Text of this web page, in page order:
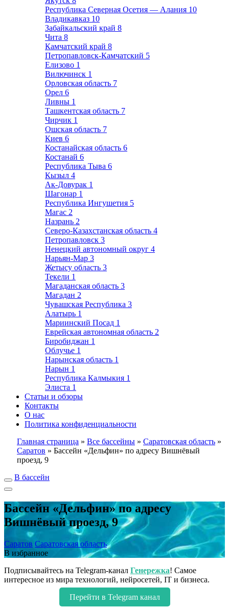
Республика Северная Осетия — Алания 10
Владикавказ 10
Забайкальский край 8
Чита 8
Камчатский край 8
Петропавловск-Камчатский 5
Елизово 1
Вилючинск 1
Орловская область 7
Орел 6
Ливны 1
Ташкентская область 7
Чирчик 1
Ошская область 7
Киев 6
Костанайская область 6
Костанай 6
Республика Тыва 6
Кызыл 4
Ак-Довурак 1
Шагонар 1
Республика Ингушетия 5
Магас 2
Назрань 2
Северо-Казахстанская область 4
Петропавловск 3
Ненецкий автономный округ 4
Нарьян-Мар 3
Жетысу область 3
Текели 1
Магаданская область 3
Магадан 2
Чувашская Республика 3
Алатырь 1
Мариинский Посад 1
Еврейская автономная область 2
Биробиджан 1
Облучье 1
Нарынская область 1
Нарын 1
Республика Калмыкия 1
Элиста 1
Статьи и обзоры
Контакты
О нас
Политика конфиденциальности
Главная страница » Все бассейны » Саратовская область »
Саратов » Бассейн «Дельфин» по адресу Вишнёвый
проезд, 9
В бассейн
Бассейн «Дельфин» по адресу
Вишнёвый проезд, 9
Саратов Саратовская область
В избранное
Подписывайтесь на Telegram-канал Генережка! Самое
интересное из мира технологий, нейросетей, IT и бизнеса.
Перейти в Telegram канал